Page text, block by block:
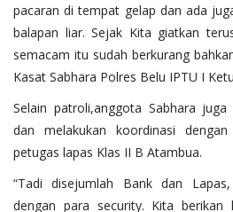
pacaran di tempat gelap dan ada
balapan liar. Sejak Kita giatkan
semacam itu sudah berkurang
Kasat Sabhara Polres Belu IPTU I
Selain patroli,anggota Sabhara
dan melakukan koordinasi
petugas lapas Klas II B Atambua.
“Tadi disejumlah Bank dan
dengan para security. Kita berikan